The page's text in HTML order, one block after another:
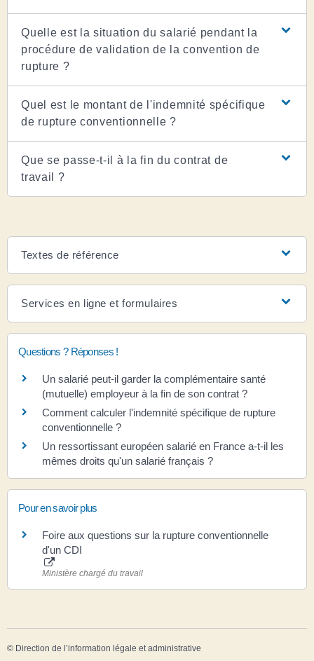
Quelle est la situation du salarié pendant la
procédure de validation de la convention de
rupture ?
Quel est le montant de l'indemnité spécifique
de rupture conventionnelle ?
Que se passe-t-il à la fin du contrat de
travail ?
Textes de référence
Services en ligne et formulaires
Questions ? Réponses !
Un salarié peut-il garder la complémentaire santé
(mutuelle) employeur à la fin de son contrat ?
Comment calculer l'indemnité spécifique de rupture
conventionnelle ?
Un ressortissant européen salarié en France a-t-il les
mêmes droits qu'un salarié français ?
Pour en savoir plus
Foire aux questions sur la rupture conventionnelle
d'un CDI
Ministère chargé du travail
© Direction de l’information légale et administrative